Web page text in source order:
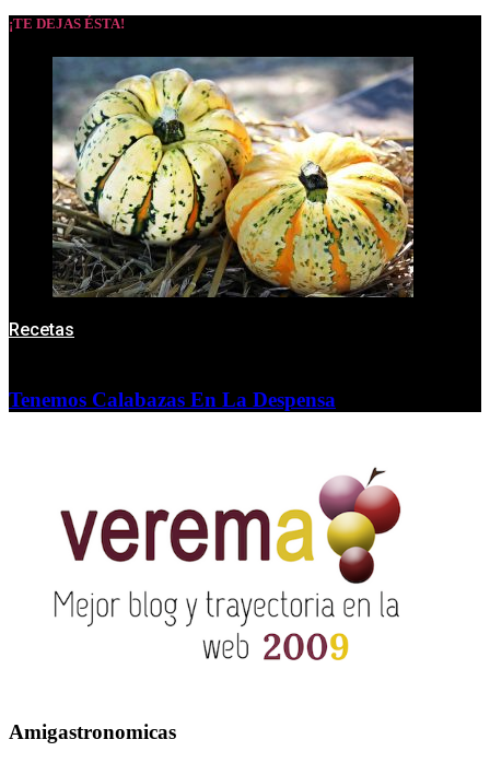
¡TE DEJAS ÉSTA!
Recetas
Tenemos Calabazas En La Despensa
Amigastronomicas